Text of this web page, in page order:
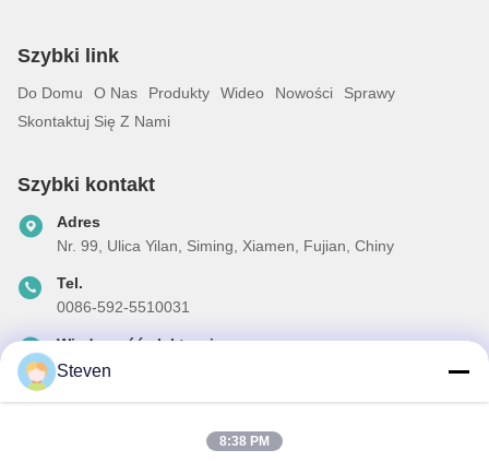
Szybki link
Do Domu O Nas Produkty Wideo Nowości
Sprawy
Skontaktuj Się Z Nami
Szybki kontakt
Adres
Nr. 99, Ulica Yilan, Siming, Xiamen, Fujian, Chiny
Tel.
0086-592-5510031
Wiadomość elektroniczna
steven@winley-electric.com
Steven
8:38 PM